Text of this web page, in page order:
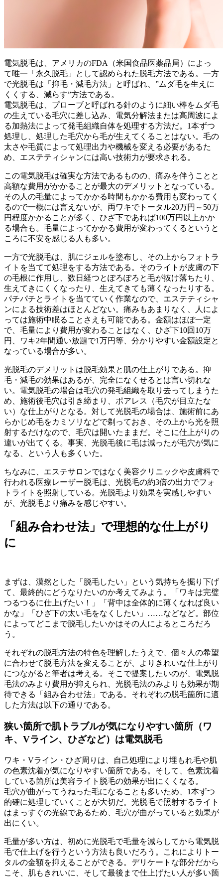
電気脱毛は、アメリカのFDA（米国食品医薬品局）によっ
て唯一「永久脱毛」として認められた脱毛方法である。一方
で光脱毛は「抑毛・減毛方法」と呼ばれ、”ムダ毛を生えに
くくする、減らす”方法である。
電気脱毛は、プローブと呼ばれる針のように細い棒をムダ毛
の生えている毛穴に差し込み、電気分解法または高周波によ
る加熱法によって発毛組織自体を処理する方法だ。1本ずつ
処理し、処理した毛穴から毛が生えてくることはない。毛の
太さや毛質によって処理出力や機械を変える必要があるた
め、エステティシャンには高い技術力が要求される。
この電気脱毛は確実な方法であるものの、痛みを伴うことと
高額な費用がかかることが最大のデメリットとなっている。
その人の毛量によってかかる時間もかかる費用も変わってく
るので一概には言えないが、両ワキでトータル20万円～50万
円程度かかることが多く、ひざ下であれば100万円以上かか
る場合も。毛量によってかかる費用が変わってくるというと
ころに不安を感じる人も多い。
一方で光脱毛は、肌にジェルを塗布し、その上からフォトラ
イトを当てて処理をする方法である。そのライトが皮膚の下
の毛根に作用し、数日経つとぽろぽろと毛が抜け落ちたり、
生えてきにくくなったり、生えてきても薄くなったりする。
パチパチとライトを当てていく作業なので、エステティシャ
ンによる技術差はほとんどない。痛みもあまりなく、人によ
っては施術中眠ることさえも可能である。金額はほぼ一定
で、毛量により費用が変わることはなく、ひざ下10回10万
円、ワキ2年間通い放題で1万円等、分かりやすい金額設定と
なっている場合が多い。
光脱毛のデメリットは脱毛効果と肌の仕上がりである。抑
毛・減毛の効果はあるが、完全になくせるとは言い切れな
い。電気脱毛の場合は毛穴の発毛組織を取り去ってしまうた
め、施術後毛穴は引き締まり、ポアレス（毛穴が目立たな
い）な仕上がりとなる。対して光脱毛の場合は、施術前にあ
らかじめ毛をカミソリなどで剃っておき、その上から光を照
射するだけなので、毛穴は開いたままだ。そこに仕上がりの
違いが出てくる。事実、光脱毛後に毛は減ったが毛穴が気に
なる、という人も多くいた。
ちなみに、エステサロンではなく美容クリニックや皮膚科で
行われる医療レーザー脱毛は、光脱毛の約3倍の出力でフォ
トライトを照射している。光脱毛より効果を実感しやすい
が、光脱毛より痛みを感じやすい。
「組み合わせ法」で理想的な仕上がり
に
まずは、漠然とした「脱毛したい」という気持ちを掘り下げ
て、最終的にどうなりたいのか考えてみよう。「ワキは完璧
つるつるに仕上げたい！」「背中は全体的に薄くなれば良い
かな」「ひざ下の太い毛をなくしたい」……などなど。部位
によってどこまで脱毛したいかはその人によるところだろ
う。
それぞれの脱毛方法の特色を理解したうえで、個々人の希望
に合わせて脱毛方法を変えることが、よりきれいな仕上がり
につながると筆者は考える。そこで提案したいのが、電気脱
毛法のみより費用が抑えられ、光脱毛法のみよりも効果が期
待できる「組み合わせ法」である。それぞれの脱毛箇所に適
した方法は以下の通りである。
狭い箇所で肌トラブルが気になりやすい箇所（ワ
キ、Vライン、ひざなど）は電気脱毛
ワキ・Vライン・ひざ周りは、自己処理により埋もれ毛や肌
の色素沈着が気になりやすい箇所である。そして、色素沈着
している箇所は美容ライト脱毛の効果が出にくくなる。
毛穴が曲がってうねった毛になることも多いため、1本ずつ
的確に処理していくことが大切だ。光脱毛で照射するライト
はまっすぐの光線であるため、毛穴が曲がっていると効果が
出にくい。
毛量が多い方は、初めに光脱毛で毛量を減らしてから電気脱
毛で仕上げを行うという方法も良いだろう。これによりトー
タルの金額を抑えることができる。デリケートな部分だから
こそ、肌もきれいに、そして最後まで仕上げたい人が多い箇